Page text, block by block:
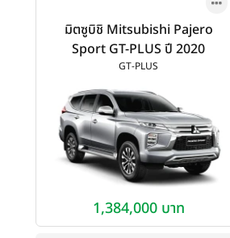
มิตซูบิชิ Mitsubishi Pajero
Sport GT-PLUS ปี 2020
GT-PLUS
1,384,000 บาท